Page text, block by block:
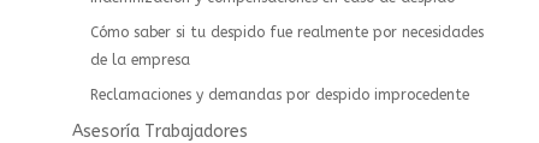
Cómo saber si tu despido fue realmente por necesidades
de la empresa
Reclamaciones y demandas por despido improcedente
Asesoría Trabajadores